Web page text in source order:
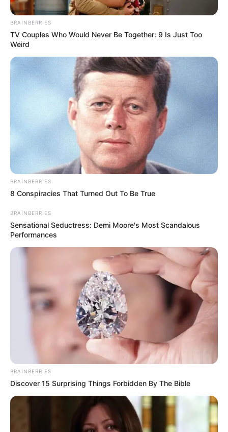
Dənizin ən təhlükəli kiçik ovçusu –
Zərbəsi 100°C effekt yaradır
58 0
13:40 / 06 Avqust 2026
Müstəntiq şübhəli şəxsə müdafiəsini
59 0
13:22 / 06 Avqust 2026
Prezidentdən Bəxtiyar Aslanbəyli ilə
SƏRƏNCAM
BRAINBERRIES
TV Couples Who Would Never Be Together: 9 Is Just Too
Weird
BRAINBERRIES
8 Conspiracies That Turned Out To Be True
BRAINBERRIES
Sensational Seductress: Demi Moore's Most Scandalous
Performances
BRAINBERRIES
Discover 15 Surprising Things Forbidden By The Bible